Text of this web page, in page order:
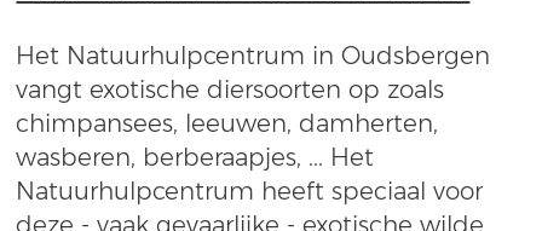
Het Natuurhulpcentrum in Oudsbergen
vangt exotische diersoorten op zoals
chimpansees, leeuwen, damherten,
wasberen, berberaapjes, ... Het
Natuurhulpcentrum heeft speciaal voor